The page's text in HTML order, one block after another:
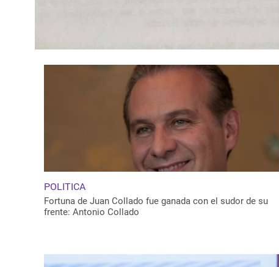
POLITICA
Fortuna de Juan Collado fue ganada con el sudor de su
frente: Antonio Collado